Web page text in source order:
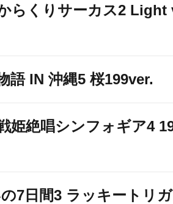
らくりサーカス2 Light
語 IN 沖縄5 桜199ver.
姫絶唱シンフォギア4
7日間3 ラッキートリガ